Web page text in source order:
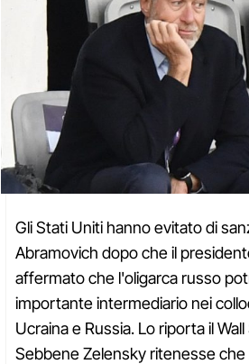
Gli Stati Uniti hanno evitato di
Abramovich dopo che il
affermato che l'oligarca russo
importante intermediario nei
Ucraina e Russia. Lo riporta il
Sebbene Zelensky ritenesse che